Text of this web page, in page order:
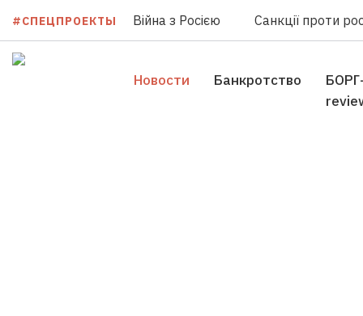
#СПЕЦПРОЕКТЫ Війна з Росією Санкції проти
Новости Банкротство